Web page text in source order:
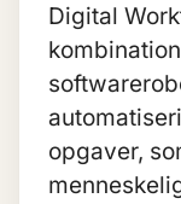
Digital
opgaver,